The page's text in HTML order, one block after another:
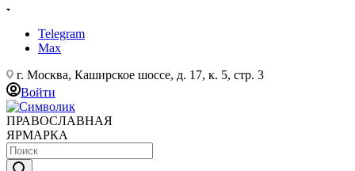
Telegram
Max
г. Москва, Каширское шоссе, д. 17, к. 5, стр. 3
Войти
ПРАВОСЛАВНАЯ
ЯРМАРКА